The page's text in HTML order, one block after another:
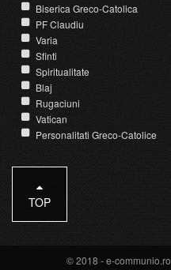
Biserica Greco-Catolica
PF Claudiu
Varia
Sfinti
Spiritualitate
Blaj
Rugaciuni
Vatican
Personalitati Greco-Catolice
TOP
© 2018 -e-communio.ro